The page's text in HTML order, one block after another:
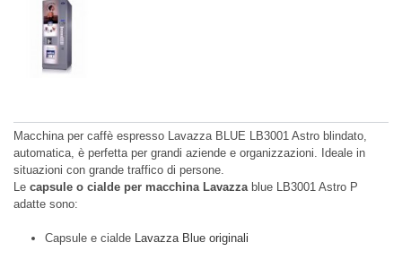
Macchina per caffè espresso Lavazza BLUE LB3001 Astro blindato,
automatica, è perfetta per grandi aziende e organizzazioni. Ideale in
situazioni con grande traffico di persone.
Le capsule o cialde per macchina Lavazzablue LB3001 Astro P
adatte sono:
Capsule e cialde Lavazza Blue originali